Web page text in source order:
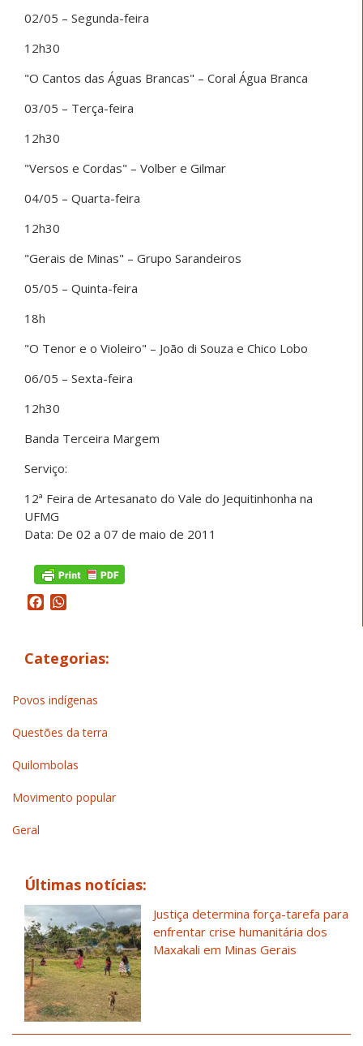
02/05 – Segunda-feira
12h30
"O Cantos das Águas Brancas" – Coral Água Branca
03/05 – Terça-feira
12h30
"Versos e Cordas" – Volber e Gilmar
04/05 – Quarta-feira
12h30
"Gerais de Minas" – Grupo Sarandeiros
05/05 – Quinta-feira
18h
"O Tenor e o Violeiro" – João di Souza e Chico Lobo
06/05 – Sexta-feira
12h30
Banda Terceira Margem
Serviço:
12ª Feira de Artesanato do Vale do Jequitinhonha na
UFMG
Data: De 02 a 07 de maio de 2011
Facebook
Categorias:
Povos indígenas
Questões da terra
Quilombolas
Movimento popular
Geral
Últimas notícias:
Justiça determina força-tarefa para
enfrentar crise humanitária dos
Maxakali em Minas Gerais